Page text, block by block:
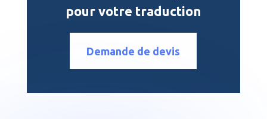
pour votre traduction
Demande de devis